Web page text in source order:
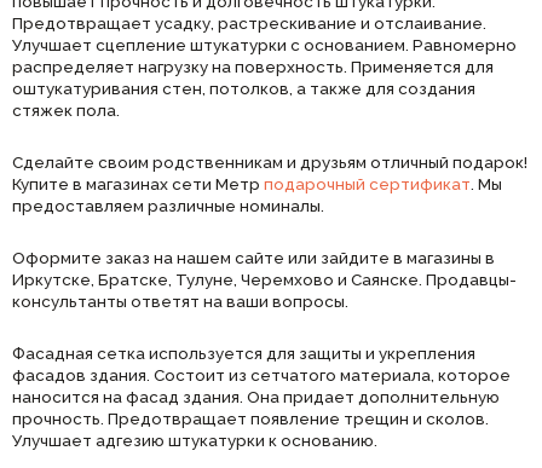
Предотвращает усадку, растрескивание и отслаивание.
Улучшает сцепление штукатурки с основанием. Равномерно
распределяет нагрузку на поверхность. Применяется для
оштукатуривания стен, потолков, а также для создания
стяжек пола.
Сделайте своим родственникам и друзьям отличный подарок!
Купите в магазинах сети Метр подарочный сертификат. Мы
предоставляем различные номиналы.
Оформите заказ на нашем сайте или зайдите в магазины в
Иркутске, Братске, Тулуне, Черемхово и Саянске. Продавцы-
консультанты ответят на ваши вопросы.
Фасадная сетка используется для защиты и укрепления
фасадов здания. Состоит из сетчатого материала, которое
наносится на фасад здания. Она придает дополнительную
прочность. Предотвращает появление трещин и сколов.
Улучшает адгезию штукатурки к основанию.